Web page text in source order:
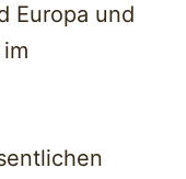
Europa und